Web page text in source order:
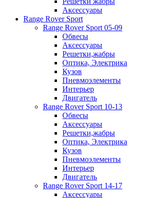
Аксессуары
Range Rover Sport
Range Rover Sport 05-09
Обвесы
Аксессуары
Решетки,жабры
Оптика, Электрика
Кузов
Пневмоэлементы
Интерьер
Двигатель
Range Rover Sport 10-13
Обвесы
Аксессуары
Решетки,жабры
Оптика, Электрика
Кузов
Пневмоэлементы
Интерьер
Двигатель
Range Rover Sport 14-17
Аксессуары